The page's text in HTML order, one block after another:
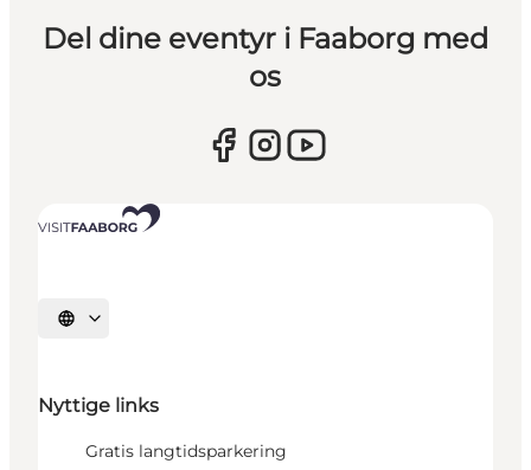
Del dine eventyr i Faaborg med
os
Vælg sprog
Nyttige links
Gratis langtidsparkering